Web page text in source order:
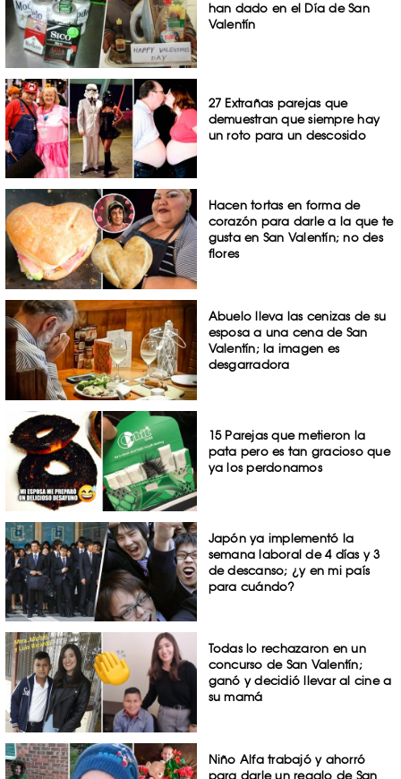
han dado en el Día de San
Valentín
27 Extrañas parejas que
demuestran que siempre hay
un roto para un descosido
Hacen tortas en forma de
corazón para darle a la que te
gusta en San Valentín; no des
flores
Abuelo lleva las cenizas de su
esposa a una cena de San
Valentín; la imagen es
desgarradora
15 Parejas que metieron la
pata pero es tan gracioso que
ya los perdonamos
Japón ya implementó la
semana laboral de 4 días y 3
de descanso; ¿y en mi país
para cuándo?
Todas lo rechazaron en un
concurso de San Valentín;
ganó y decidió llevar al cine a
su mamá
Niño Alfa trabajó y ahorró
para darle un regalo de San